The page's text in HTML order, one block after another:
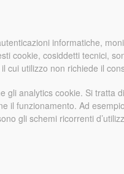
informatiche,
cookie, cosiddetti tecnici,
cui utilizzo non richiede il
gli analytics cookie. Si tratta
il funzionamento. Ad
gli schemi ricorrenti